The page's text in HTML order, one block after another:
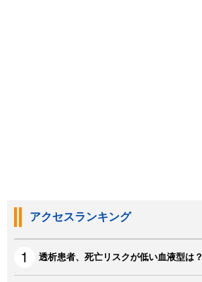
アクセスランキング
透析患者、死亡リスクが低い血液型は？